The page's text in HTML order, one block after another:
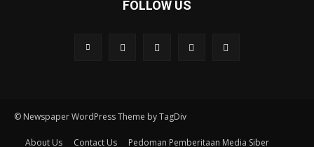
FOLLOW US
© Newspaper WordPress Theme by TagDiv
About Us Contact Us Pedoman Pemberitaan Media Siber